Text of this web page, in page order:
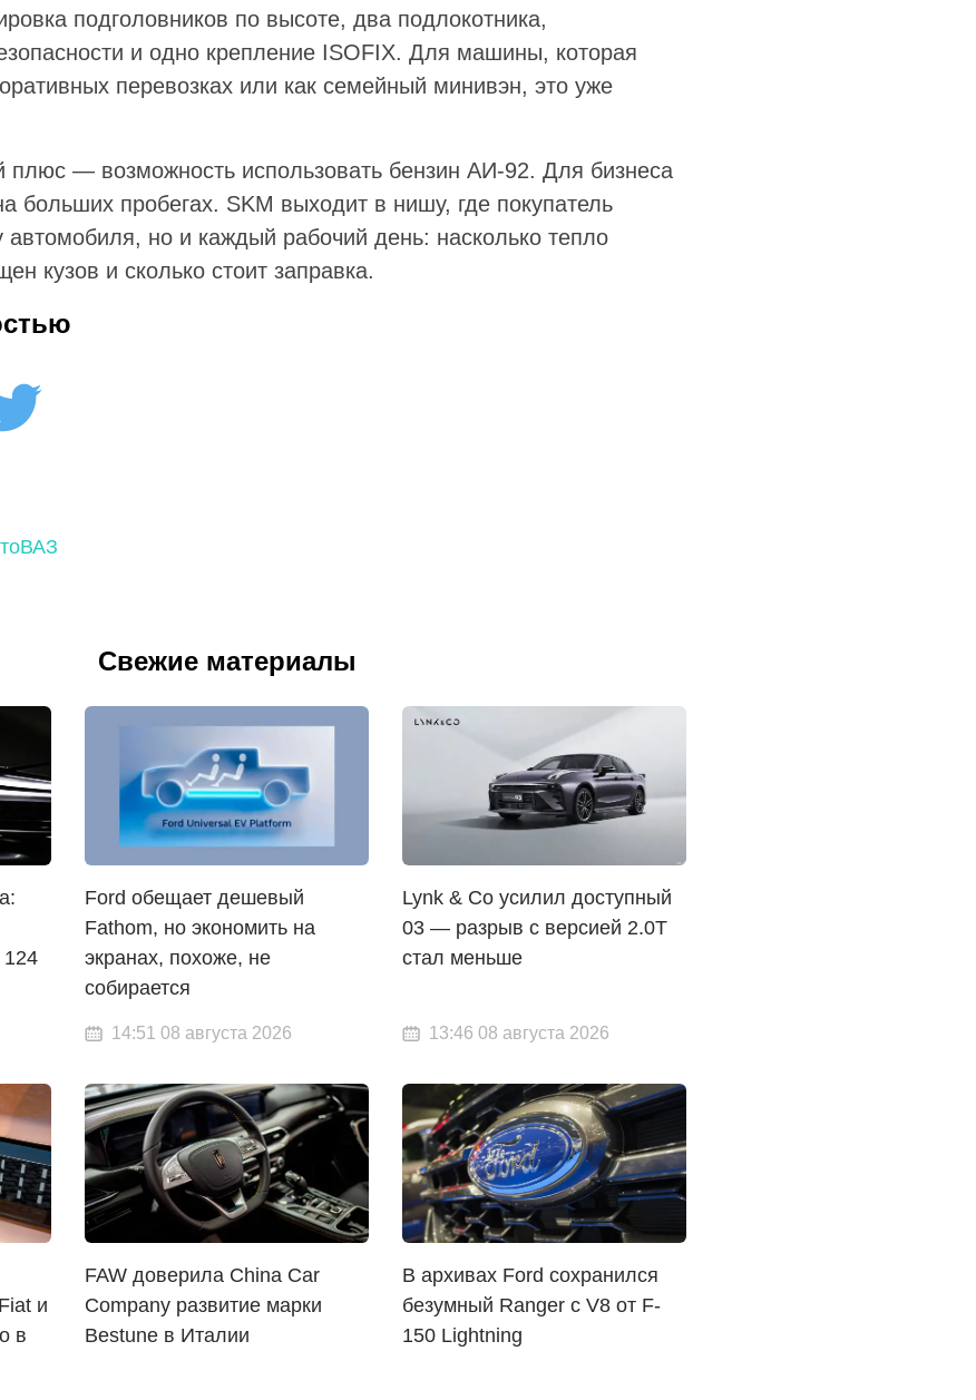
подголовников по высоте, два подлокотника,
и одно крепление ISOFIX. Для машины, которая
перевозках или как семейный минивэн, это уже
плюс — возможность использовать бензин АИ-92. Для бизнеса
больших пробегах. SKM выходит в нишу, где покупатель
автомобиля, но и каждый рабочий день: насколько тепло
кузов и сколько стоит заправка.
Свежие материалы
124
Ford обещает дешевый
Fathom, но экономить на
экранах, похоже, не
собирается
14:51 08 августа 2026
Lynk & Co усилил доступный
03 — разрыв с версией 2.0T
стал меньше
13:46 08 августа 2026
и
в
FAW доверила China Car
Company развитие марки
Bestune в Италии
В архивах Ford сохранился
безумный Ranger с V8 от F-
150 Lightning